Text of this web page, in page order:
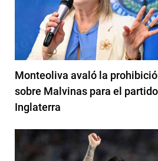
Monteoliva avaló la
sobre Malvinas para el
Inglaterra